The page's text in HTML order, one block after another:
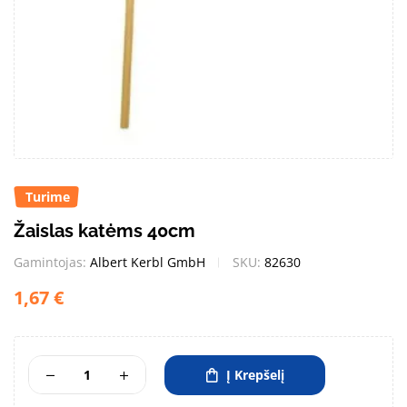
Turime
Žaislas katėms 40cm
Gamintojas: Albert Kerbl GmbH SKU: 82630
1,67€
Į Krepšelį